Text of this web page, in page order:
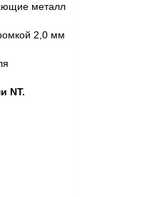
металл
2,0 мм
NT.